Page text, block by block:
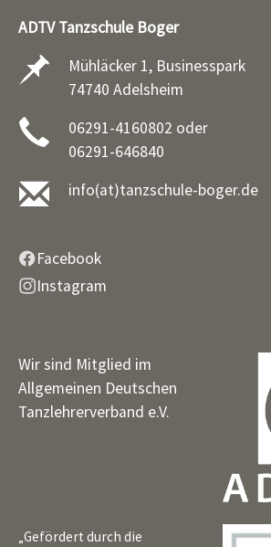
ADTV Tanzschule Boger
Mühläcker 1, Businesspark
74740 Adelsheim
06291-4160802 oder
06291-646840
info(at)tanzschule-boger.de
Facebook
Instagram
Wir sind Mitglied im
Allgemeinen Deutschen
Tanzlehrerverband e.V.
„Gefördert durch die